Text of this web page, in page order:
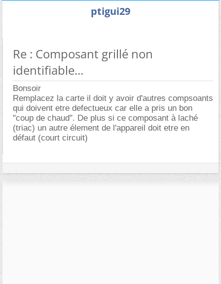
ptigui29
Re : Composant grillé non
identifiable...
Bonsoir
Remplacez la carte il doit y avoir d'autres compsoants
qui doivent etre defectueux car elle a pris un bon
"coup de chaud". De plus si ce composant à laché
(triac) un autre élement de l'appareil doit etre en
défaut (court circuit)